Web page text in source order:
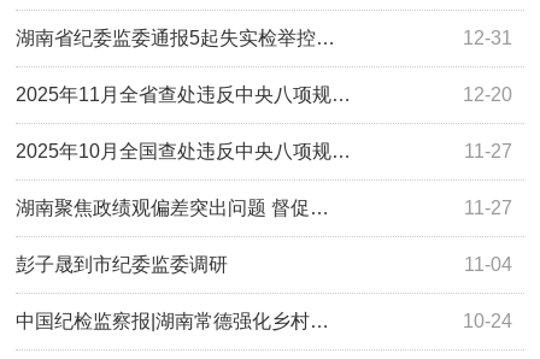
12-31
湖南省纪委监委通报5起失实检举控…
12-20
2025年11月全省查处违反中央八项规…
11-27
2025年10月全国查处违反中央八项规…
11-27
湖南聚焦政绩观偏差突出问题 督促…
11-04
彭子晟到市纪委监委调研
10-24
中国纪检监察报|湖南常德强化乡村…